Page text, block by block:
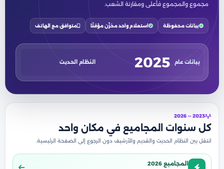
مجموع والمجموع فأعلى ومقارنة الشعب.
بيانات محفوظة استعلام واحد مخزّن مؤقتًا متوافق مع الهاتف
بيانات عام 2025 النظام الحديث
2023 — 2026
كل سنوات المجاميع في مكان واحد
انتقل بين النظام الحديث والقديم والأرشيف دون الرجوع إلى الصفحة الرئيسية.
المجاميع 2026